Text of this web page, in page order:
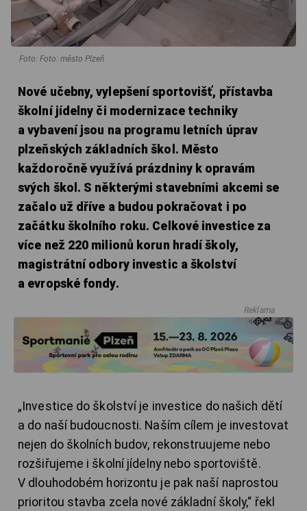
Foto: Foto: město Plzeň
Nové učebny, vylepšení sportovišť, přístavba
školní jídelny či modernizace techniky
a vybavení jsou na programu letních úprav
plzeňských základních škol. Město
každoročně využívá prázdniny k opravám
svých škol. S některými stavebními akcemi se
začalo už dříve a budou pokračovat i po
začátku školního roku. Celkové investice za
více než 220 milionů korun hradí školy,
magistrátní odbory investic a školství
a evropské fondy.
Reklama
„Investice do školství je investice do našich dětí
a do naší budoucnosti. Naším cílem je investovat
nejen do školních budov, rekonstruujeme nebo
rozšiřujeme i školní jídelny nebo sportoviště.
V dlouhodobém horizontu je pak naší naprostou
prioritou stavba zcela nové základní školy,“ řekl